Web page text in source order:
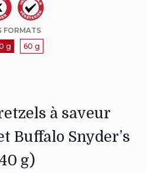
Autres
Régimes:
FORMATS
g
60 g
à saveur
Buffalo Snyder’s
g)